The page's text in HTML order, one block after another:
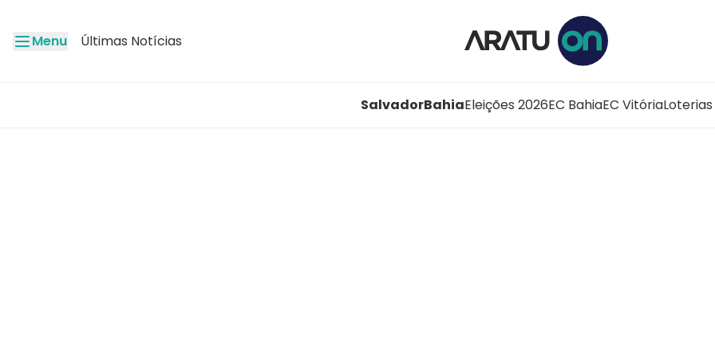
Menu Últimas Notícias
SalvadorBahiaEleições 2026EC BahiaEC VitóriaLoterias